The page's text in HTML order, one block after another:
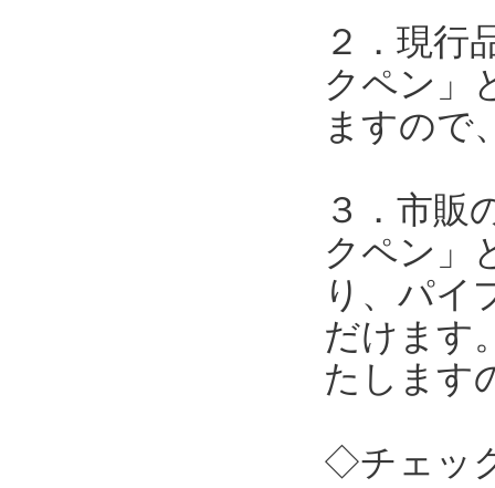
２．現行
クペン」
ますので
３．市販
クペン」
り、パイ
だけます
たします
◇チェッ